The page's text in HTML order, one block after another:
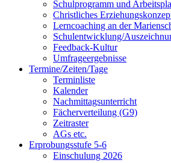
Schulprogramm und
Christliches
Lerncoaching an der
Schulentwicklung/
Feedback-Kultur
Umfrageergebnisse
Termine/Zeiten/Tage
Terminliste
Kalender
Nachmittagsunterricht
Fächerverteilung (G9)
Zeitraster
AGs etc.
Erprobungsstufe 5-6
Einschulung 2026